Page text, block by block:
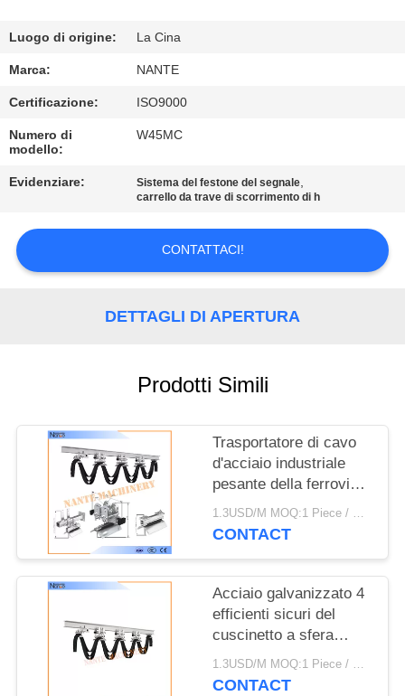
DI
QUALITÀ
CONTATTACI
RICHIEDA
CITAZIONE
COMPANY
DEL
PRIVACY
POLICY
Luogo di origine: La Cina
Marca: NANTE
Certificazione: ISO9000
Numero di
modello:
W45MC
Evidenziare: Sistema del festone del segnale,
carrello da trave di scorrimento di h
CONTATTACI!
DETTAGLI DI APERTURA
Prodotti Simili
Trasportatore di cavo
d'acciaio industriale
pesante della ferrovia
del sistema del festone
del segnale delle gru
1.3USD/M MOQ:1 Piece / Pieces
CONTACT
Acciaio galvanizzato 4
efficienti sicuri del
cuscinetto a sfera
3.85kg del carrello del
segnale della ruota
1.3USD/M MOQ:1 Piece / Pieces
CONTACT